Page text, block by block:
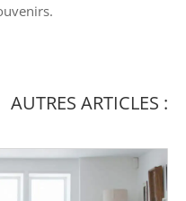
AUTRES ARTICLES :